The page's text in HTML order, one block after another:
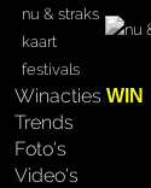
nu & straks
kaart
festivals
WinactiesWIN
Trends
Foto's
Video's